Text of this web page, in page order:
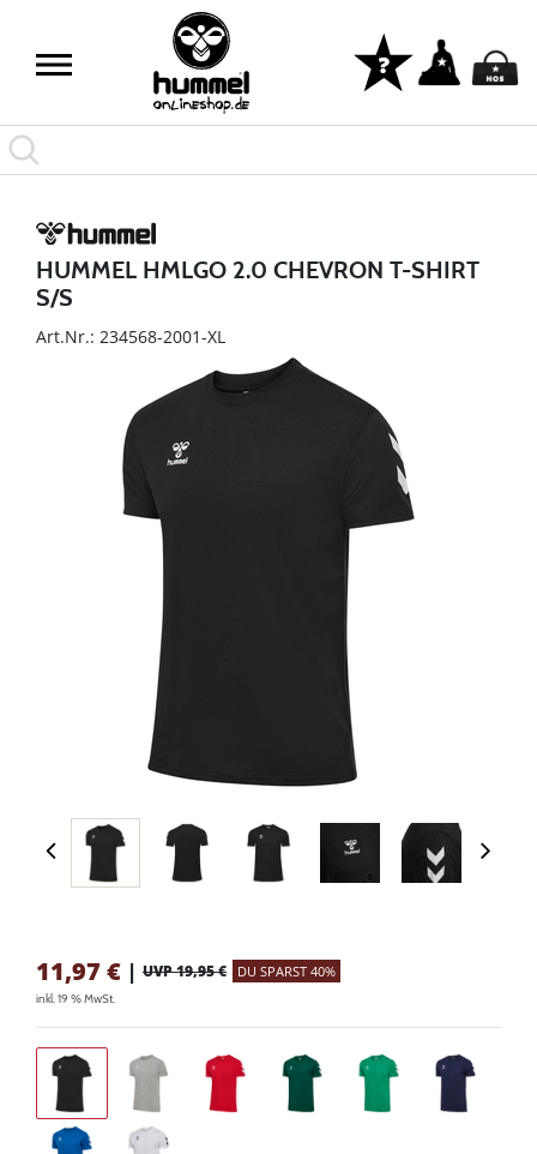
HUMMEL HMLGO 2.0 CHEVRON T-SHIRT
S/S
Art.Nr.: 234568-2001-XL
11,97 € | UVP 19,95 € DU SPARST 40%
inkl. 19 % MwSt.